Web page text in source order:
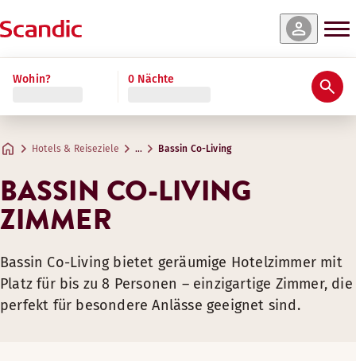
Wohin? 0 Nächte
Hotels & Reiseziele … Bassin Co-Living
BASSIN CO-LIVING
ZIMMER
Bassin Co-Living bietet geräumige Hotelzimmer mit
Platz für bis zu 8 Personen – einzigartige Zimmer, die
perfekt für besondere Anlässe geeignet sind.